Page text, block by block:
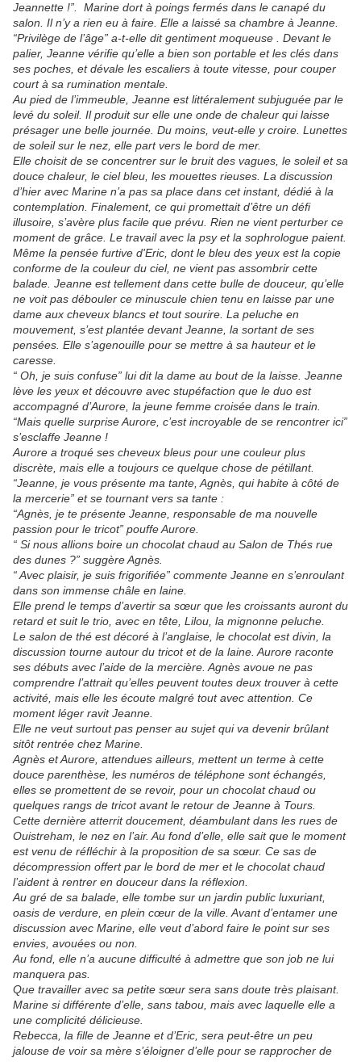
Jeannette !”. Marine dort à poings fermés dans le canapé du
salon. Il n’y a rien eu à faire. Elle a laissé sa chambre à Jeanne.
“Privilège de l’âge” a-t-elle dit gentiment moqueuse . Devant le
palier, Jeanne vérifie qu’elle a bien son portable et les clés dans
ses poches, et dévale les escaliers à toute vitesse, pour couper
court à sa rumination mentale.
Au pied de l’immeuble, Jeanne est littéralement subjuguée par le
levé du soleil. Il produit sur elle une onde de chaleur qui laisse
présager une belle journée. Du moins, veut-elle y croire. Lunettes
de soleil sur le nez, elle part vers le bord de mer.
Elle choisit de se concentrer sur le bruit des vagues, le soleil et sa
douce chaleur, le ciel bleu, les mouettes rieuses. La discussion
d’hier avec Marine n’a pas sa place dans cet instant, dédié à la
contemplation. Finalement, ce qui promettait d’être un défi
illusoire, s’avère plus facile que prévu. Rien ne vient perturber ce
moment de grâce. Le travail avec la psy et la sophrologue paient.
Même la pensée furtive d'Eric, dont le bleu des yeux est la copie
conforme de la couleur du ciel, ne vient pas assombrir cette
balade. Jeanne est tellement dans cette bulle de douceur, qu’elle
ne voit pas débouler ce minuscule chien tenu en laisse par une
dame aux cheveux blancs et tout sourire. La peluche en
mouvement, s’est plantée devant Jeanne, la sortant de ses
pensées. Elle s’agenouille pour se mettre à sa hauteur et le
caresse.
“ Oh, je suis confuse” lui dit la dame au bout de la laisse. Jeanne
lève les yeux et découvre avec stupéfaction que le duo est
accompagné d’Aurore, la jeune femme croisée dans le train.
“Mais quelle surprise Aurore, c’est incroyable de se rencontrer ici”
s’esclaffe Jeanne !
Aurore a troqué ses cheveux bleus pour une couleur plus
discrète, mais elle a toujours ce quelque chose de pétillant.
“Jeanne, je vous présente ma tante, Agnès, qui habite à côté de
la mercerie” et se tournant vers sa tante :
“Agnès, je te présente Jeanne, responsable de ma nouvelle
passion pour le tricot” pouffe Aurore.
“ Si nous allions boire un chocolat chaud au Salon de Thés rue
des dunes ?” suggère Agnès.
“ Avec plaisir, je suis frigorifiée” commente Jeanne en s’enroulant
dans son immense châle en laine.
Elle prend le temps d’avertir sa sœur que les croissants auront du
retard et suit le trio, avec en tête, Lilou, la mignonne peluche.
Le salon de thé est décoré à l’anglaise, le chocolat est divin, la
discussion tourne autour du tricot et de la laine. Aurore raconte
ses débuts avec l’aide de la mercière. Agnès avoue ne pas
comprendre l’attrait qu’elles peuvent toutes deux trouver à cette
activité, mais elle les écoute malgré tout avec attention. Ce
moment léger ravit Jeanne.
Elle ne veut surtout pas penser au sujet qui va devenir brûlant
sitôt rentrée chez Marine.
Agnès et Aurore, attendues ailleurs, mettent un terme à cette
douce parenthèse, les numéros de téléphone sont échangés,
elles se promettent de se revoir, pour un chocolat chaud ou
quelques rangs de tricot avant le retour de Jeanne à Tours.
Cette dernière atterrit doucement, déambulant dans les rues de
Ouistreham, le nez en l’air. Au fond d’elle, elle sait que le moment
est venu de réfléchir à la proposition de sa sœur. Ce sas de
décompression offert par le bord de mer et le chocolat chaud
l’aident à rentrer en douceur dans la réflexion.
Au gré de sa balade, elle tombe sur un jardin public luxuriant,
oasis de verdure, en plein cœur de la ville. Avant d’entamer une
discussion avec Marine, elle veut d’abord faire le point sur ses
envies, avouées ou non.
Au fond, elle n’a aucune difficulté à admettre que son job ne lui
manquera pas.
Que travailler avec sa petite sœur sera sans doute très plaisant.
Marine si différente d’elle, sans tabou, mais avec laquelle elle a
une complicité délicieuse.
Rebecca, la fille de Jeanne et d’Eric, sera peut-être un peu
jalouse de voir sa mère s’éloigner d’elle pour se rapprocher de